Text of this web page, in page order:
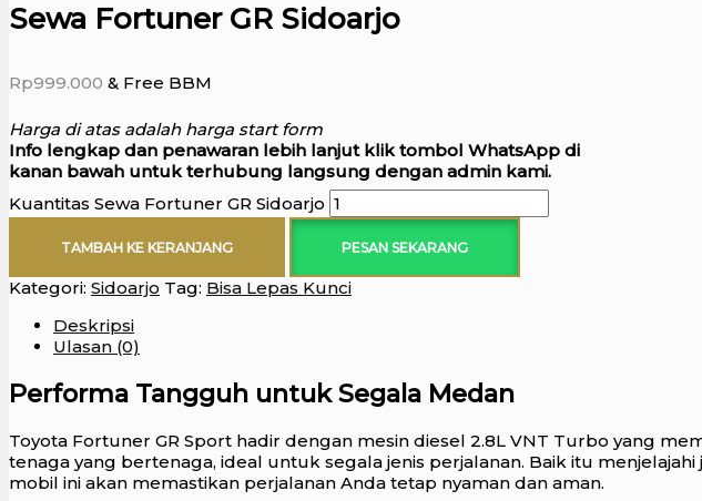
Sewa Fortuner GR Sidoarjo
Rp999.000 & Free BBM
Harga di atas adalah harga start form
Info lengkap dan penawaran lebih lanjut klik tombol WhatsApp di
kanan bawah untuk terhubung langsung dengan admin kami.
Kuantitas Sewa Fortuner GR Sidoarjo
TAMBAH KE KERANJANG PESAN SEKARANG
Kategori: Sidoarjo Tag: Bisa Lepas Kunci
Deskripsi
Ulasan (0)
Performa Tangguh untuk Segala Medan
Toyota Fortuner GR Sport hadir dengan mesin diesel 2.8L VNT Turbo yang
tenaga yang bertenaga, ideal untuk segala jenis perjalanan. Baik itu
mobil ini akan memastikan perjalanan Anda tetap nyaman dan aman.